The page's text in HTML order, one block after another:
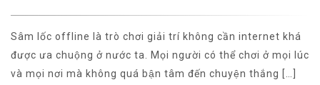
Sâm lốc offline là trò chơi giải trí không cần internet khá
được ưa chuộng ở nước ta. Mọi người có thể chơi ở mọi lúc
và mọi nơi mà không quá bận tâm đến chuyện thắng […]